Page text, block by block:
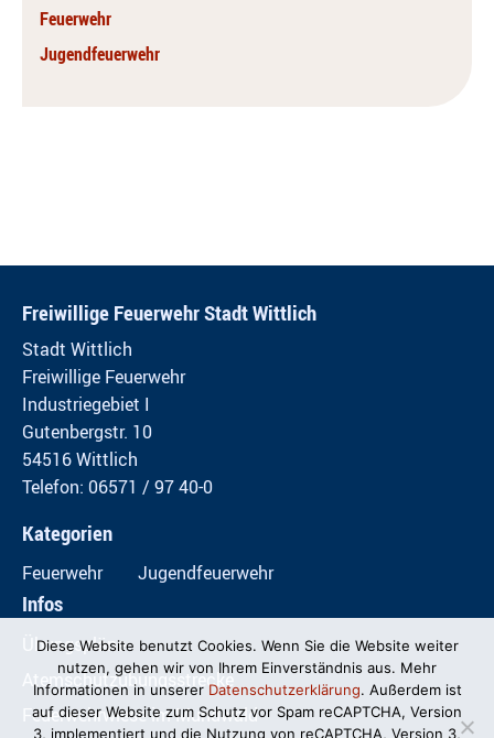
Feuerwehr
Jugendfeuerwehr
Freiwillige Feuerwehr Stadt Wittlich
Stadt Wittlich
Freiwillige Feuerwehr
Industriegebiet I
Gutenbergstr. 10
54516 Wittlich
Telefon: 06571 / 97 40-0
Kategorien
Feuerwehr Jugendfeuerwehr
Infos
Übungspläne
Atemschutzübungsstrecke
Feuerwehrwiese im Mundwald
Diese Website benutzt Cookies. Wenn Sie die Website weiter
nutzen, gehen wir von Ihrem Einverständnis aus. Mehr
Informationen in unserer Datenschutzerklärung. Außerdem ist
auf dieser Website zum Schutz vor Spam reCAPTCHA, Version
3, implementiert und die Nutzung von reCAPTCHA, Version 3,